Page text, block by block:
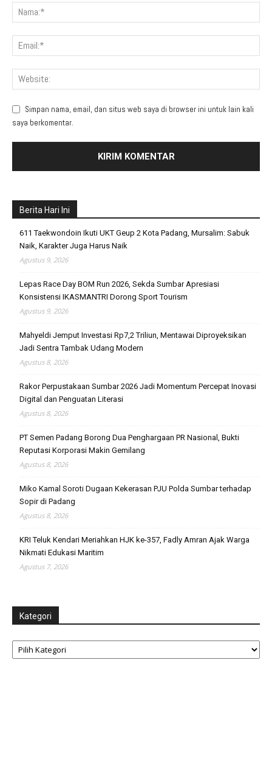
Simpan nama, email, dan situs web saya di browser ini untuk lain kali
saya berkomentar.
Berita Hari Ini
611 Taekwondoin Ikuti UKT Geup 2 Kota Padang, Mursalim: Sabuk
Naik, Karakter Juga Harus Naik
Agustus 9, 2026
Lepas Race Day BOM Run 2026, Sekda Sumbar Apresiasi
Konsistensi IKASMANTRI Dorong Sport Tourism
Agustus 9, 2026
Mahyeldi Jemput Investasi Rp7,2 Triliun, Mentawai Diproyeksikan
Jadi Sentra Tambak Udang Modern
Agustus 8, 2026
Rakor Perpustakaan Sumbar 2026 Jadi Momentum Percepat Inovasi
Digital dan Penguatan Literasi
Agustus 8, 2026
PT Semen Padang Borong Dua Penghargaan PR Nasional, Bukti
Reputasi Korporasi Makin Gemilang
Agustus 8, 2026
Miko Kamal Soroti Dugaan Kekerasan PJU Polda Sumbar terhadap
Sopir di Padang
Agustus 8, 2026
KRI Teluk Kendari Meriahkan HJK ke-357, Fadly Amran Ajak Warga
Nikmati Edukasi Maritim
Agustus 7, 2026
Kategori
Kategori